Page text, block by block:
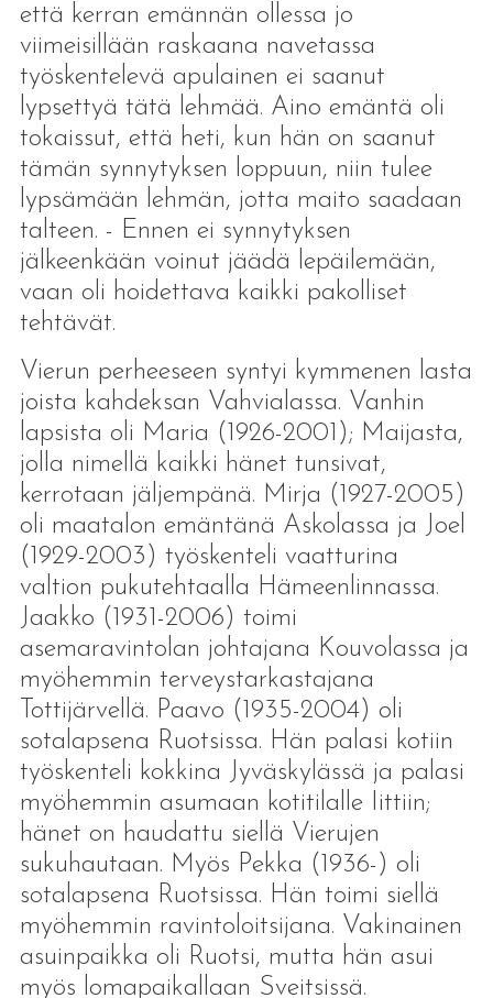
että kerran emännän ollessa jo
viimeisillään raskaana navetassa
työskentelevä apulainen ei saanut
lypsettyä tätä lehmää. Aino emäntä oli
tokaissut, että heti, kun hän on saanut
tämän synnytyksen loppuun, niin tulee
lypsämään lehmän, jotta maito saadaan
talteen. - Ennen ei synnytyksen
jälkeenkään voinut jäädä lepäilemään,
vaan oli hoidettava kaikki pakolliset
tehtävät.
Vierun perheeseen syntyi kymmenen lasta
joista kahdeksan Vahvialassa. Vanhin
lapsista oli Maria (1926-2001); Maijasta,
jolla nimellä kaikki hänet tunsivat,
kerrotaan jäljempänä. Mirja (1927-2005)
oli maatalon emäntänä Askolassa ja Joel
(1929-2003) työskenteli vaatturina
valtion pukutehtaalla Hämeenlinnassa.
Jaakko (1931-2006) toimi
asemaravintolan johtajana Kouvolassa ja
myöhemmin terveystarkastajana
Tottijärvellä. Paavo (1935-2004) oli
sotalapsena Ruotsissa. Hän palasi kotiin
työskenteli kokkina Jyväskylässä ja palasi
myöhemmin asumaan kotitilalle Iittiin;
hänet on haudattu siellä Vierujen
sukuhautaan. Myös Pekka (1936-) oli
sotalapsena Ruotsissa. Hän toimi siellä
myöhemmin ravintoloitsijana. Vakinainen
asuinpaikka oli Ruotsi, mutta hän asui
myös lomapaikallaan Sveitsissä.